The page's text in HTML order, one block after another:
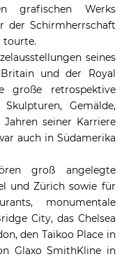
grafischen Werks
der Schirmherrschaft
tourte.
seines
und der Royal
große retrospektive
Gemälde,
seiner Karriere
auch in Südamerika
groß angelegte
und Zürich sowie für
monumentale
City, das Chelsea
den Taikoo Place in
Glaxo SmithKline in